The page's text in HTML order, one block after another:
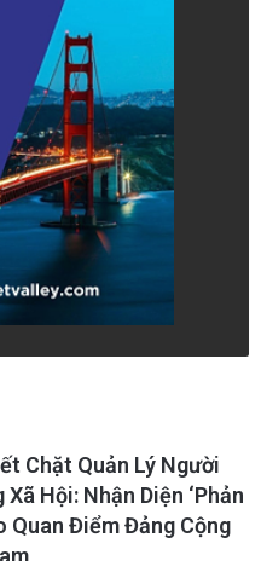
Chặt Quản Lý Người
Xã Hội: Nhận Diện ‘Phản
Quan Điểm Đảng Cộng